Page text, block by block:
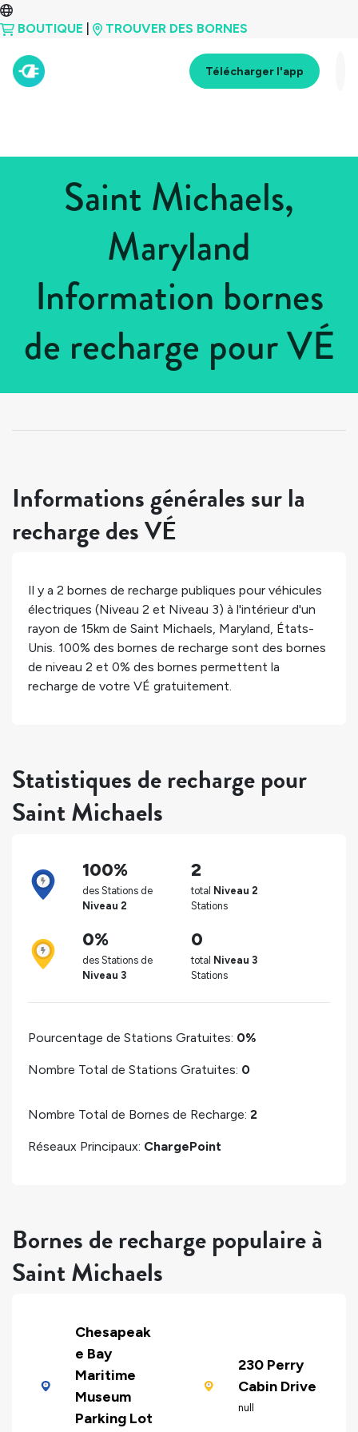
BOUTIQUE TROUVER DES BORNES
Télécharger l'app
Saint Michaels,
Maryland
Information bornes
de recharge pour VÉ
États-Unis > Maryland
Informations générales sur la
recharge des VÉ
Il y a 2 bornes de recharge publiques pour véhicules
électriques (Niveau 2 et Niveau 3) à l'intérieur d'un
rayon de 15km de Saint Michaels, Maryland, États-
Unis. 100% des bornes de recharge sont des bornes
de niveau 2 et 0% des bornes permettent la
recharge de votre VÉ gratuitement.
Statistiques de recharge pour
Saint Michaels
100%
des Stations de
Niveau 2
2
total Niveau 2
Stations
0%
des Stations de
Niveau 3
0
total Niveau 3
Stations
Pourcentage de Stations Gratuites: 0%
Nombre Total de Stations Gratuites: 0
Nombre Total de Bornes de Recharge: 2
Réseaux Principaux: ChargePoint
Bornes de recharge populaire à
Saint Michaels
Chesapeak
e Bay
Maritime
Museum
Parking Lot
230 Perry
Cabin Drive
null